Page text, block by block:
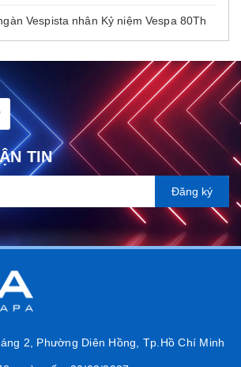
Vespista nhân Kỷ niệm Vespa 80Th
TIN
Đăng ký
2, Phường Diên Hồng, Tp.Hồ Chí Minh